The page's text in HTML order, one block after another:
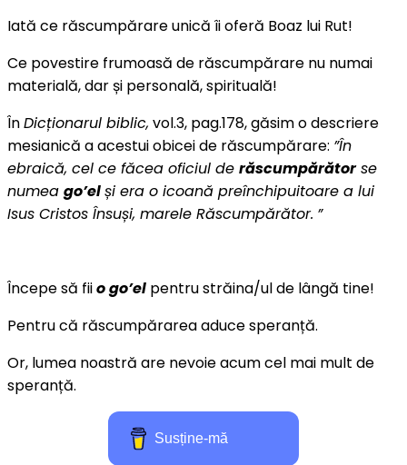
Iată ce răscumpărare unică îi oferă Boaz lui Rut!
Ce povestire frumoasă de răscumpărare nu numai
materială, dar și personală, spirituală!
ÎnDicționarul biblic, vol.3, pag.178, găsim o descriere
mesianică a acestui obicei de răscumpărare: ”În
ebraică, cel ce făcea oficiul de răscumpărătorse
numea go’elși era o icoană preînchipuitoare a lui
Isus Cristos Însuși, marele Răscumpărător. ”
Începe să fiio go’el pentru străina/ul de lângă tine!
Pentru că răscumpărarea aduce speranță.
Or, lumea noastră are nevoie acum cel mai mult de
speranță.
Susține-mă